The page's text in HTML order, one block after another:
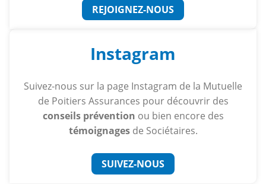
REJOIGNEZ-NOUS
Instagram
Suivez-nous sur la page Instagram de la Mutuelle
de Poitiers Assurances pour découvrir des
conseils prévention ou bien encore des
témoignages de Sociétaires.
SUIVEZ-NOUS